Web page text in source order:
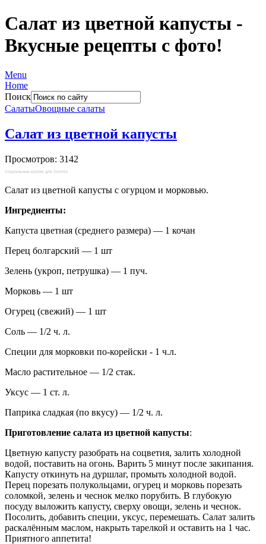
Салат из цветной капусты -
Вкусные рецепты с фото!
Menu
Home
Поиск
СалатыОвощные салаты
Салат из цветной капусты
Просмотров: 3142
Социальные кнопки для Joomla
Салат из цветной капусты с огурцом и морковью.
Ингредиенты:
Капуста цветная (среднего размера) — 1 кочан
Перец болгарский — 1 шт
Зелень (укроп, петрушка) — 1 пуч.
Морковь — 1 шт
Огурец (свежий) — 1 шт
Соль — 1/2 ч. л.
Специи для морковки по-корейски - 1 ч.л.
Масло растительное — 1/2 стак.
Уксус — 1 ст. л.
Паприка сладкая (по вкусу) — 1/2 ч. л.
Приготовление салата из цветной капусты:
Цветную капусту разобрать на соцветия, залить холодной
водой, поставить на огонь. Варить 5 минут после закипания.
Капусту откинуть на дуршлаг, промыть холодной водой.
Перец порезать полукольцами, огурец и морковь порезать
соломкой, зелень и чеснок мелко порубить. В глубокую
посуду выложить капусту, сверху овощи, зелень и чеснок.
Посолить, добавить специи, уксус, перемешать. Салат залить
раскалённым маслом, накрыть тарелкой и оставить на 1 час.
Приятного аппетита!